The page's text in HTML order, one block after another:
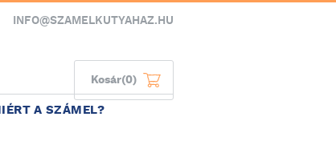
INFO@SZAMELKUTYAHAZ.HU
Kosár(0)
A SZÁMEL?